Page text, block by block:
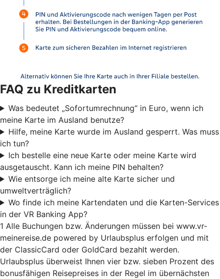
FAQ zu Kreditkarten
Was bedeutet „Sofortumrechnung“ in Euro, wenn ich
meine Karte im Ausland benutze?
Hilfe, meine Karte wurde im Ausland gesperrt. Was muss
ich tun?
Ich bestelle eine neue Karte oder meine Karte wird
ausgetauscht. Kann ich meine PIN behalten?
Wie entsorge ich meine alte Karte sicher und
umweltverträglich?
Wo finde ich meine Kartendaten und die Karten-Services
in der VR Banking App?
1 Alle Buchungen bzw. Änderungen müssen bei www.vr-
meinereise.de powered by Urlaubsplus erfolgen und mit
der ClassicCard oder GoldCard bezahlt werden.
Urlaubsplus überweist Ihnen vier bzw. sieben Prozent des
bonusfähigen Reisepreises in der Regel im übernächsten